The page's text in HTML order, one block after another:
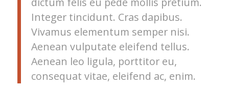
Integer tincidunt. Cras dapibus.
Vivamus elementum semper nisi.
Aenean vulputate eleifend tellus.
Aenean leo ligula, porttitor eu,
consequat vitae, eleifend ac, enim.